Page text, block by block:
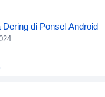
di Ponsel Android